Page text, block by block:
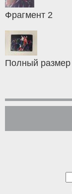
Фрагмент 2
Полный размер